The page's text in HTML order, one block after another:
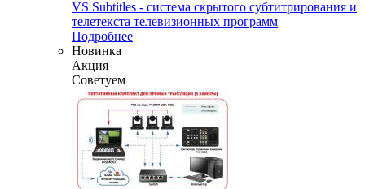
VS Subtitles - система скрытого субтитрирования и
телетекста телевизионных программ
Подробнее
Новинка
Акция
Советуем